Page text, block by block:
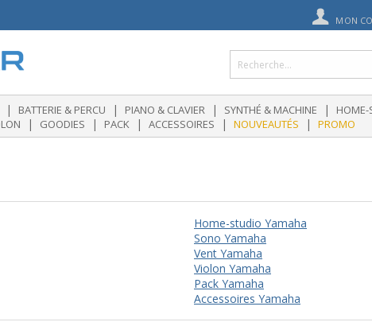
MON
| BATTERIE & PERCU | PIANO & CLAVIER | SYNTHÉ & MACHINE | HOME-
| GOODIES | PACK | ACCESSOIRES | NOUVEAUTÉS | PROMO
Home-studio Yamaha
Sono Yamaha
Vent Yamaha
Violon Yamaha
Pack Yamaha
Accessoires Yamaha